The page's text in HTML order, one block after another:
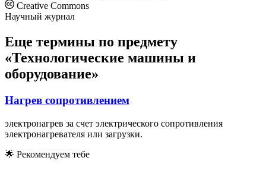
Creative Commons
Научный журнал
Еще термины по предмету
«Технологические машины и
оборудование»
Нагрев сопротивлением
электронагрев за счет электрического сопротивления
электронагревателя или загрузки.
🌟 Рекомендуем тебе